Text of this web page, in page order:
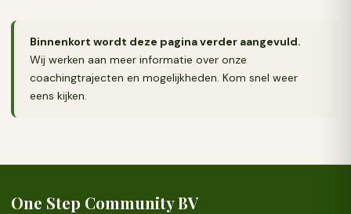
Binnenkort wordt deze pagina verder aangevuld.
Wij werken aan meer informatie over onze
coachingtrajecten en mogelijkheden. Kom snel weer
eens kijken.
One Step Community BV